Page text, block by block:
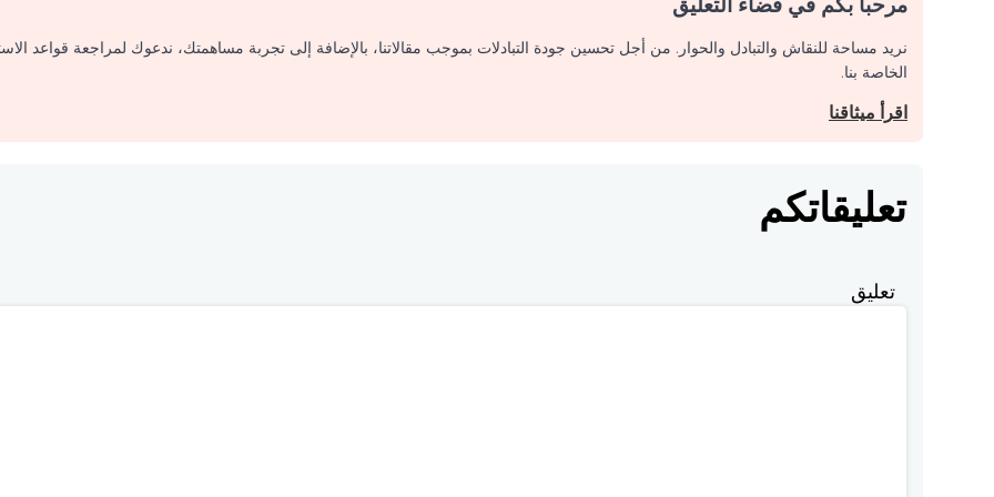
نريد مساحة للنقاش والتبادل والحوار. من أجل تحسين جودة التبادلات بموجب مقالاتنا، بالإضافة إلى تجربة مساهمتك، ندعوك لمراجعة قواعد
الخاصة بنا.
اقرأ ميثاقنا
تعليقاتكم
تعليق